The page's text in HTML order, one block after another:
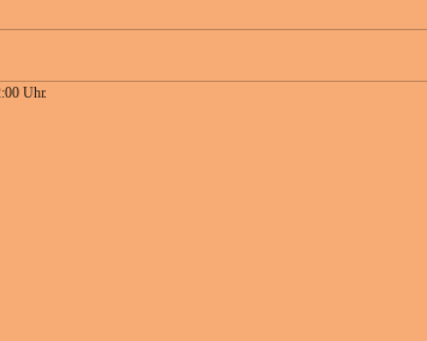
Uhr.